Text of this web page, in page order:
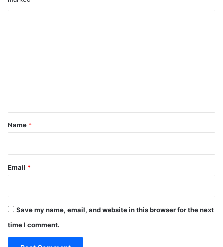
*
Name *
Email *
Save my name, email, and website in this browser for the next
time I comment.